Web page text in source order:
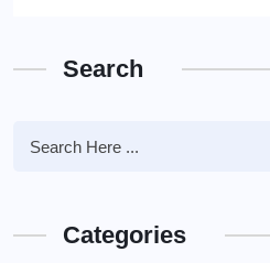
Search
Categories